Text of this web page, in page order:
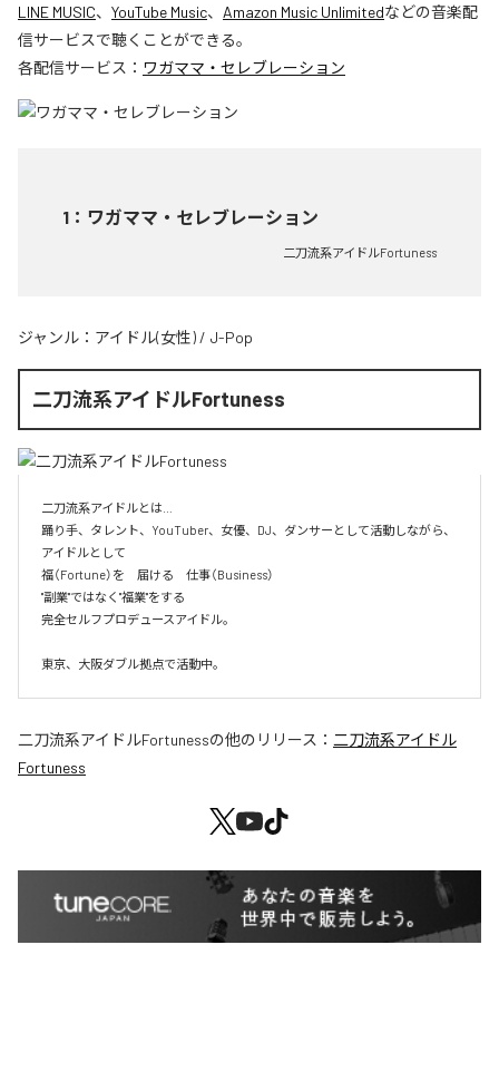
LINE MUSIC、 YouTube Music、 Amazon Music Unlimitedなどの音楽配
信サービスで聴くことができる。
各配信サービス： ワガママ・セレブレーション
1 ： ワガママ・セレブレーション
二刀流系アイドルFortuness
ジャンル： アイドル(女性) / J-Pop
二刀流系アイドルFortuness
二刀流系アイドルとは…
踊り手、タレント、YouTuber、女優、DJ、ダンサーとして活動しながら、
アイドルとして
福（Fortune）を　届ける　仕事（Business）
"副業"ではなく"福業"をする
完全セルフプロデュースアイドル。
東京、大阪ダブル拠点で活動中。
二刀流系アイドルFortunessの他のリリース： 二刀流系アイドル
Fortuness